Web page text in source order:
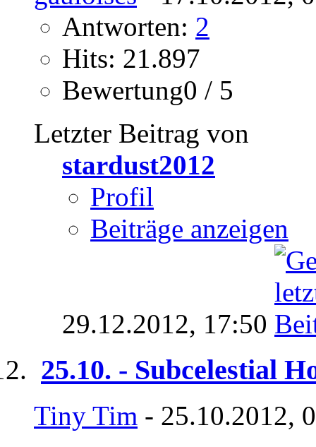
Antworten: 2
Hits: 21.897
Bewertung0 / 5
Letzter Beitrag von
stardust2012
Profil
Beiträge anzeigen
29.12.2012, 17:50
25.10. - Subcelestial
Tiny Tim - 25.10.2012,